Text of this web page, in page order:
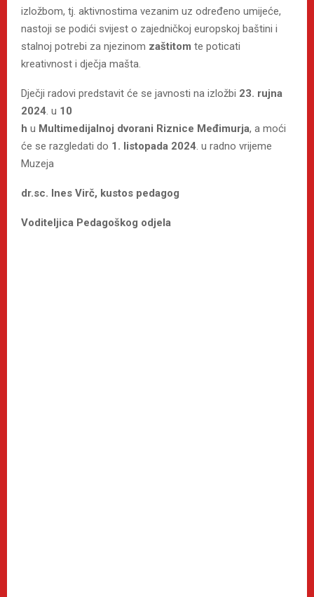
izložbom, tj. aktivnostima vezanim uz određeno umijeće,
nastoji se podići svijest o zajedničkoj europskoj baštini i
stalnoj potrebi za njezinom zaštitom te poticati
kreativnost i dječja mašta.
Dječji radovi predstavit će se javnosti na izložbi 23. rujna
2024. u 10
h u Multimedijalnoj dvorani Riznice Međimurja, a moći
će se razgledati do 1. listopada 2024. u radno vrijeme
Muzeja
dr.sc. Ines Virč, kustos pedagog
Voditeljica Pedagoškog odjela